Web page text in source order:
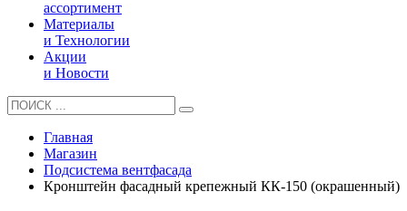
ассортимент
Материалы
и Технологии
Акции
и Новости
Главная
Магазин
Подсистема вентфасада
Кронштейн фасадный крепежный КК-150 (окрашенный)